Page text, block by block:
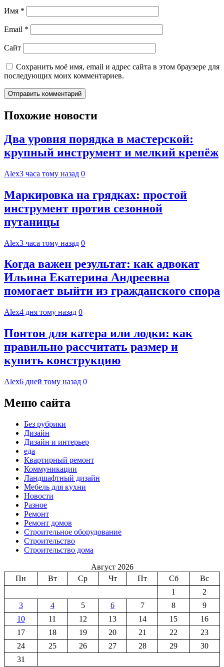
Имя *
Email *
Сайт
Сохранить моё имя, email и адрес сайта в этом браузере для
последующих моих комментариев.
Похожие новости
Два уровня порядка в мастерской:
крупный инструмент и мелкий крепёж
Alex3 часа тому назад 0
Маркировка на грядках: простой
инструмент против сезонной
путаницы
Alex3 часа тому назад 0
Когда важен результат: как адвокат
Ильина Екатерина Андреевна
помогает выйти из гражданского спора
Alex4 дня тому назад 0
Понтон для катера или лодки: как
правильно рассчитать размер и
купить конструкцию
Alex6 дней тому назад 0
Меню сайта
Без рубрики
Дизайн
Дизайн и интерьер
еда
Квартирный ремонт
Коммуникации
Ландшафтный дизайн
Мебель для кухни
Новости
Разное
Ремонт
Ремонт домов
Строительное оборудование
Строительство
Строительство дома
Август 2026
Пн
Вт Ср Чт Пт Сб
Вс
1
2
3
4 5 6 7 8
9
10
11 12 13 14 15
16
17
18 19 20 21 22
23
24
25 26 27 28 29
30
31